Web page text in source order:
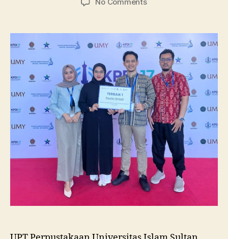
Raih
Juara
Lomba
Poster
Ilmiah
Nasional
di
KPDI
XVII